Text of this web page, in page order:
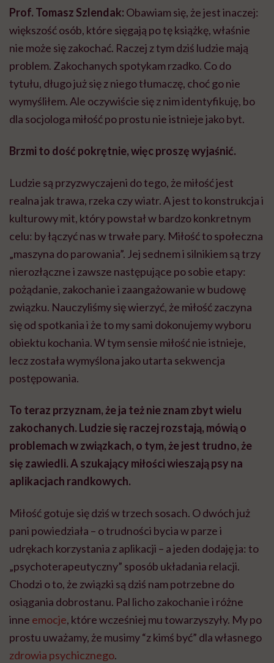
Prof. Tomasz Szlendak: Obawiam się, że jest inaczej:
większość osób, które sięgają po tę książkę, właśnie
nie może się zakochać. Raczej z tym dziś ludzie mają
problem. Zakochanych spotykam rzadko. Co do
tytułu, długo już się z niego tłumaczę, choć go nie
wymyśliłem. Ale oczywiście się z nim identyfikuję, bo
dla socjologa miłość po prostu nie istnieje jako byt.
Brzmi to dość pokrętnie, więc proszę wyjaśnić.
Ludzie są przyzwyczajeni do tego, że miłość jest
realna jak trawa, rzeka czy wiatr. A jest to konstrukcja i
kulturowy mit, który powstał w bardzo konkretnym
celu: by łączyć nas w trwałe pary. Miłość to społeczna
„maszyna do parowania”. Jej sednem i silnikiem są trzy
nierozłączne i zawsze następujące po sobie etapy:
pożądanie, zakochanie i zaangażowanie w budowę
związku. Nauczyliśmy się wierzyć, że miłość zaczyna
się od spotkania i że to my sami dokonujemy wyboru
obiektu kochania. W tym sensie miłość nie istnieje,
lecz została wymyślona jako utarta sekwencja
postępowania.
To teraz przyznam, że ja też nie znam zbyt wielu
zakochanych. Ludzie się raczej rozstają, mówią o
problemach w związkach, o tym, że jest trudno, że
się zawiedli. A szukający miłości wieszają psy na
aplikacjach randkowych.
Miłość gotuje się dziś w trzech sosach. O dwóch już
pani powiedziała – o trudności bycia w parze i
udrękach korzystania z aplikacji – a jeden dodaję ja: to
„psychoterapeutyczny” sposób układania relacji.
Chodzi o to, że związki są dziś nam potrzebne do
osiągania dobrostanu. Pal licho zakochanie i różne
inne emocje, które wcześniej mu towarzyszyły. My po
prostu uważamy, że musimy “z kimś być” dla własnego
zdrowia psychicznego.